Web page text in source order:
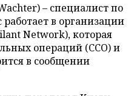
– специалист по
в организации
Network), которая
операций (ССО) и
в сообщении